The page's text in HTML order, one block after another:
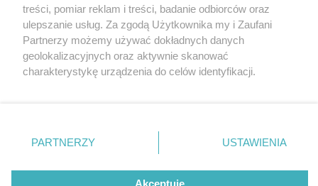
Nie zapomnij
zapoznać się z:
polityką prywatności regulamin korzystania z portali
Twojemiasto
Piekary Śląskie
Chorzów
Tarnowskie Góry
Gliwice
Skontakuj sięz nami
Kontakt
Wydawca
Redakcja
treści, pomiar reklam i treści, badanie odbiorców oraz
ulepszanie usług. Za zgodą Użytkownika my i Zaufani
Partnerzy możemy używać dokładnych danych
geolokalizacyjnych oraz aktywnie skanować
charakterystykę urządzenia do celów identyfikacji.
zmienić/wycofać klikając przycisk ustawień prywatności
znajdujący się w lewym dolnym rogu strony
rodzaje przetwarzania danych nie wymagają zgody
użytkownika, ale masz prawo sprzeciwić się takiemu
PARTNERZY USTAWIENIA
Akceptuję